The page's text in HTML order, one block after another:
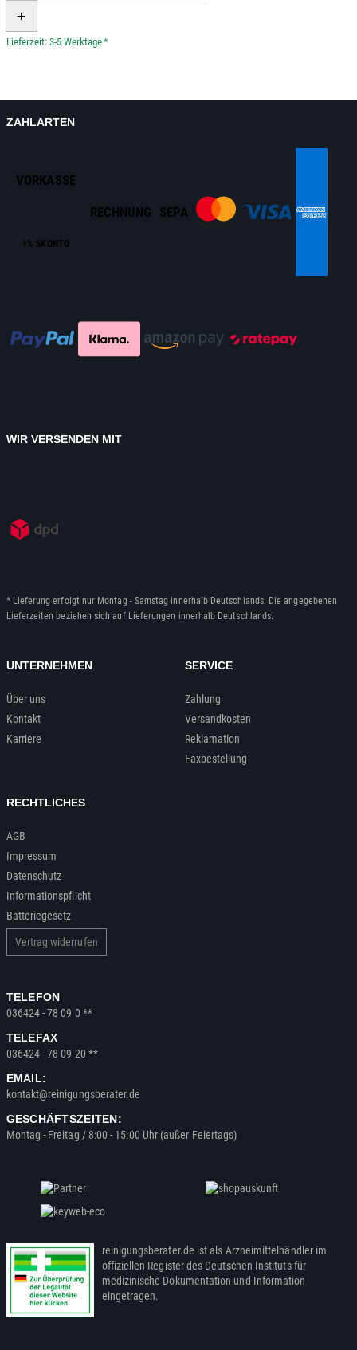
*
ZAHLARTEN
VORKASSE
1% SKONTO
RECHNUNG SEPA
WIR VERSENDEN MIT
* Lieferung erfolgt nur Montag - Samstag innerhalb Deutschlands. Die angegebenen
Lieferzeiten beziehen sich auf Lieferungen innerhalb Deutschlands.
UNTERNEHMEN
Über uns
Kontakt
Karriere
SERVICE
Zahlung
Versandkosten
Reklamation
Faxbestellung
RECHTLICHES
AGB
Impressum
Datenschutz
Informationspflicht
Batteriegesetz
Vertrag widerrufen
TELEFON
036424 - 78 09 0 **
TELEFAX
036424 - 78 09 20 **
EMAIL:
kontakt@reinigungsberater.de
GESCHÄFTSZEITEN:
Montag - Freitag / 8:00 - 15:00 Uhr (außer Feiertags)
reinigungsberater.de ist als Arzneimittelhändler im
offiziellen Register des Deutschen Instituts für
medizinische Dokumentation und Information
eingetragen.